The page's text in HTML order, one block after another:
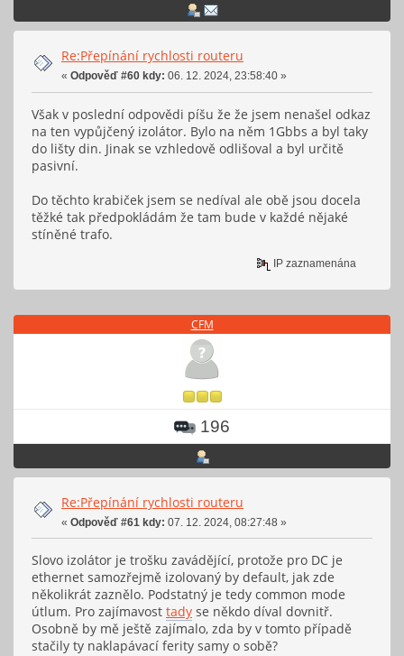
Re:Přepínání rychlosti routeru
« Odpověď #60 kdy: 06. 12. 2024, 23:58:40 »
Však v poslední odpovědi píšu že že jsem nenašel odkaz
na ten vypůjčený izolátor. Bylo na něm 1Gbbs a byl taky
do lišty din. Jinak se vzhledově odlišoval a byl určitě
pasivní.
Do těchto krabiček jsem se nedíval ale obě jsou docela
těžké tak předpokládám že tam bude v každé nějaké
stíněné trafo.
IP zaznamenána
CFM
196
Re:Přepínání rychlosti routeru
« Odpověď #61 kdy: 07. 12. 2024, 08:27:48 »
Slovo izolátor je trošku zavádějící, protože pro DC je
ethernet samozřejmě izolovaný by default, jak zde
několikrát zaznělo. Podstatný je tedy common mode
útlum. Pro zajímavost tady se někdo díval dovnitř.
Osobně by mě ještě zajímalo, zda by v tomto případě
stačily ty naklapávací ferity samy o sobě?